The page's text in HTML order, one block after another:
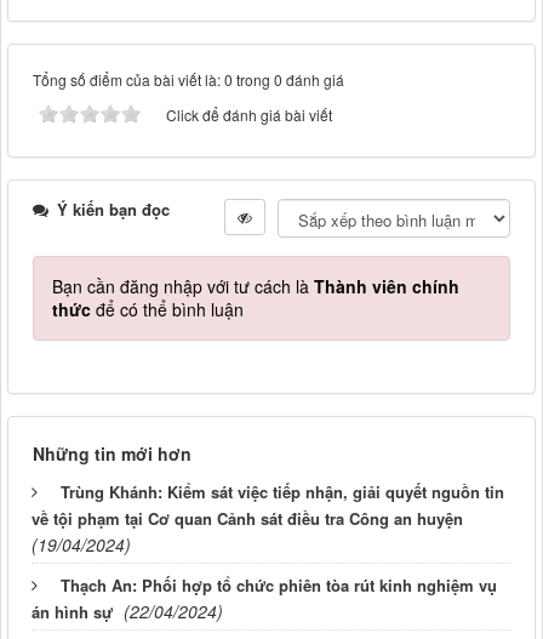
Tổng số điểm của bài viết là: 0 trong 0 đánh giá
Click để đánh giá bài viết
Ý kiến bạn đọc
Bạn cần đăng nhập với tư cách là Thành viên chính
thức để có thể bình luận
Những tin mới hơn
Trùng Khánh: Kiểm sát việc tiếp nhận, giải quyết nguồn tin
về tội phạm tại Cơ quan Cảnh sát điều tra Công an huyện
(19/04/2024)
Thạch An: Phối hợp tổ chức phiên tòa rút kinh nghiệm vụ
án hình sự (22/04/2024)